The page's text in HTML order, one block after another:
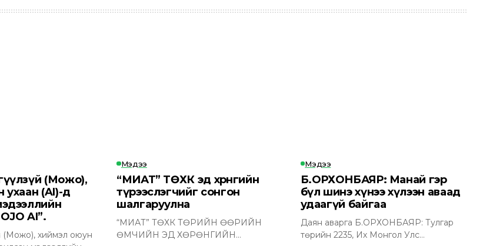
(Можо),
ухаан (AI)-д
AI”.
(Можо), хиймэл оюун
Мэдээ
“МИАТ” ТӨХК эд хөрөнгийн
түрээслэгчийг сонгон
шалгаруулна
“МИАТ” ТӨХК ТӨРИЙН ӨӨРИЙН
ӨМЧИЙН ЭД ХӨРӨНГИЙН
Мэдээ
Б.ОРХОНБАЯР: Манай гэр
бүл шинэ хүнээ хүлээн аваад
удаагүй байгаа
Даян аварга Б.ОРХОНБАЯР: Тулгар
төрийн 2235, Их Монгол Улс